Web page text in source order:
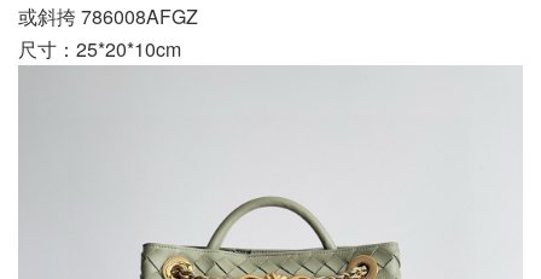
或斜挎 786008AFGZ
尺寸：25*20*10cm